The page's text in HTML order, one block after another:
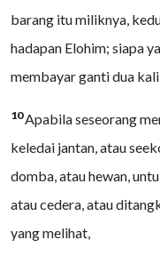
barang itu miliknya,
hadapan Elohim; siapa
membayar ganti dua
10Apabila seseorang
keledai jantan, atau
domba, atau hewan,
atau cedera, atau
yang melihat,